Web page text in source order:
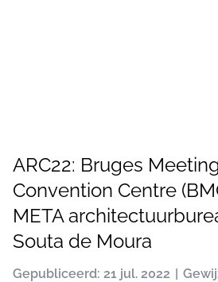
ARC22: Bruges
Convention Centre
META
Souta de Moura
Gepubliceerd: 21 jul. 2022